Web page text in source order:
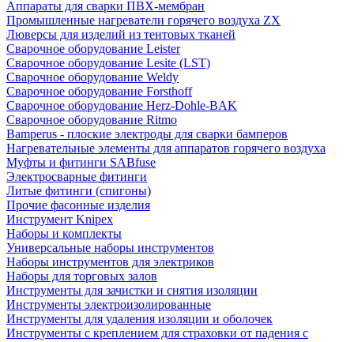
Аппараты для сварки ПВХ-мембран
Промышленные нагреватели горячего воздуха ZX
Люверсы для изделий из тентовых тканей
Сварочное оборудование Leister
Сварочное оборудование Lesite (LST)
Сварочное оборудование Weldy
Сварочное оборудование Forsthoff
Сварочное оборудование Herz-Dohle-BAK
Сварочное оборудование Ritmo
Bamperus - плоские электроды для сварки бамперов
Нагревательные элементы для аппаратов горячего воздуха
Муфты и фитинги SABfuse
Электросварные фитинги
Литые фитинги (спигоны)
Прочие фасонные изделия
Инструмент Knipex
Наборы и комплекты
Универсальные наборы инструментов
Наборы инструментов для электриков
Наборы для торговых залов
Инструменты для зачистки и снятия изоляции
Инструменты электроизолированные
Инструменты для удаления изоляции и оболочек
Инструменты с креплением для страховки от падения с